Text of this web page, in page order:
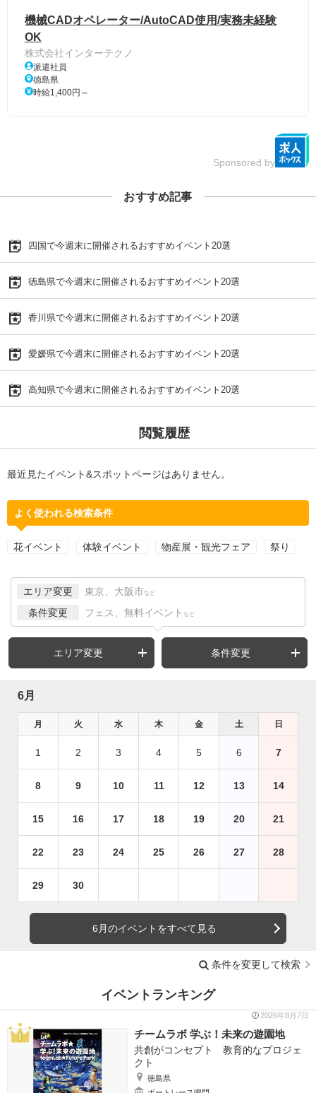
機械CADオペレーター/AutoCAD使用/実務未経験
OK
株式会社インターテクノ
派遣社員
徳島県
時給1,400円～
Sponsored by
おすすめ記事
四国で今週末に開催されるおすすめイベント20選
徳島県で今週末に開催されるおすすめイベント20選
香川県で今週末に開催されるおすすめイベント20選
愛媛県で今週末に開催されるおすすめイベント20選
高知県で今週末に開催されるおすすめイベント20選
閲覧履歴
最近見たイベント&スポットページはありません。
よく使われる検索条件
花イベント 体験イベント 物産展・観光フェア 祭り
エリア変更 東京、大阪市 など
条件変更 フェス、無料イベント など
エリア変更 条件変更
6月
月 火 水 木 金 土 日
1 2 3 4 5 6 7
8 9 10 11 12 13 14
15 16 17 18 19 20 21
22 23 24 25 26 27 28
29 30
6月のイベントをすべて見る
条件を変更して検索
イベントランキング
2026年8月7日
チームラボ 学ぶ！未来の遊園地
共創がコンセプト 教育的なプロジェ
クト
徳島県